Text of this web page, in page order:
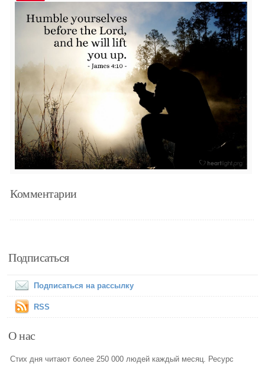
Комментарии
Подписаться
Подписаться на рассылку
RSS
О нас
Стих дня читают более 250 000 людей каждый месяц. Ресурс